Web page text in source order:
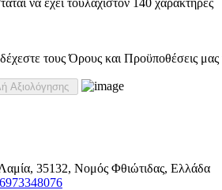
να έχει τουλάχιστον 140 χαρακτήρες
τους Όρους και Προϋποθέσεις μας
35132, Νομός Φθιώτιδας, Ελλάδα